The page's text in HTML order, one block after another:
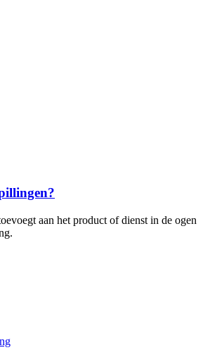
aan het product of dienst in de ogen